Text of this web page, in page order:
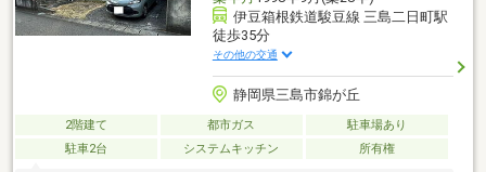
伊豆箱根鉄道駿豆線 三島二日町駅
徒歩35分
その他の交通
静岡県三島市錦が丘
2階建て 都市ガス
駐車場あり
駐車2台
システムキッチン 所有権